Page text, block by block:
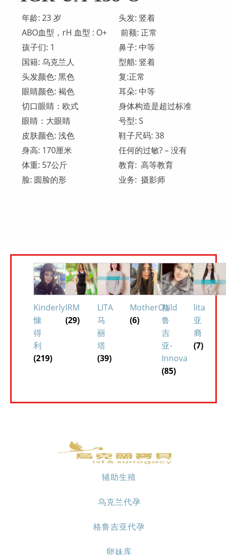
年龄: 23 岁
头发: 竖着
ABO血型，rH 血型 : O+
前额: 正常
孩子们: 1
鼻子: 中等
国籍: 乌克兰人
型艏: 竖着
头发颜色: 黑色
复:正常
眼睛颜色: 褐色
耳朵: 中等
切口眼睛：欧式
身体构造是超过标准
眼睛：大眼睛
号型: S
皮肤颜色: 浅色
鞋子尺码: 38
身高: 170厘米
任何的过敏? – 没有
体重: 57公斤
教育: 高等教育
脸: 圆脸的形
业务: 摄影师
Kinderly
慷
得
利
(219)
IRM
(29)
LITA
马
丽
塔
(39)
MotherChild
(6)
格
鲁
吉
亚-
Innova
(85)
lita
亚
裔
(7)
辅助生殖
乌克兰代孕
格鲁吉亚代孕
卵妹库